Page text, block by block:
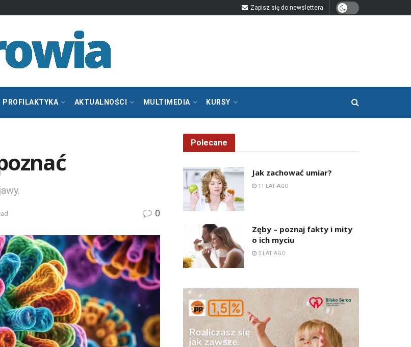
Zapisz się do newslettera
PROFILAKTYKA AKTUALNOŚCI MULTIMEDIA KURSY
0
Polecane
Jak zachować umiar?
11 LAT AGO
Zęby – poznaj fakty i mity
o ich myciu
5 LAT AGO